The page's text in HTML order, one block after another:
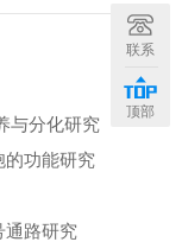
与分化研究
的功能研究
通路研究
联系
顶部